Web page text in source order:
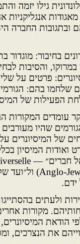
גילו יזמה
מאגודות אנגליקניות
ובתגובות החברה
בחיבור: מוגדור
במרוקו, והסיבות
פרטים על
שלחמו בהם:
הפעילות של
עומדים המקורות
שהיו
של המיסיונרים
ואודות המיסיון
ידם.
ולעתים
מקורות
הודאת
את הנצרכים,